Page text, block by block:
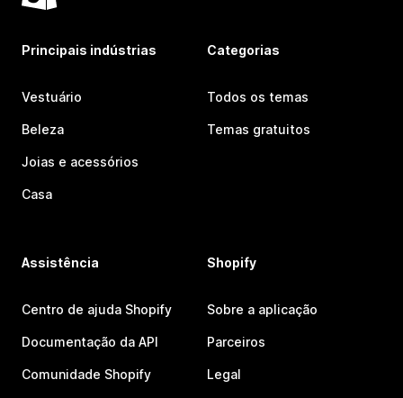
Principais indústrias
Vestuário
Beleza
Joias e acessórios
Casa
Categorias
Todos os temas
Temas gratuitos
Assistência
Centro de ajuda Shopify
Documentação da API
Comunidade Shopify
Shopify
Sobre a aplicação
Parceiros
Legal